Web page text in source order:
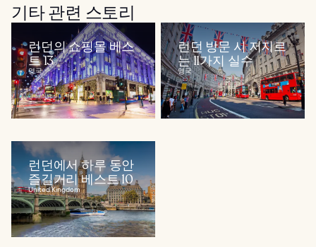
기타 관련 스토리
런던의 쇼핑몰 베스
트 13
영국
런던 방문 시 저지르
는 11가지 실수
영국
런던에서 하루 동안
즐길거리 베스트 10
United Kingdom